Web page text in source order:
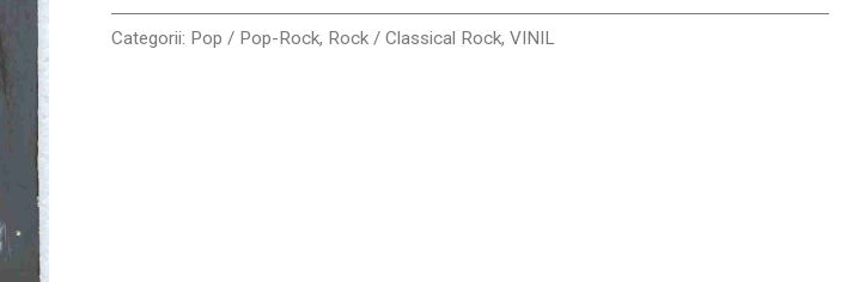
Disc
VINIL
Categorii: Pop / Pop-Rock, Rock / Classical Rock,VINIL